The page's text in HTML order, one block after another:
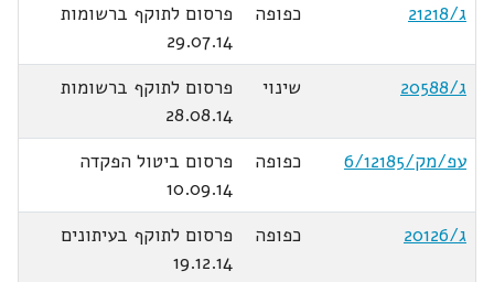
ג/21218
כפופה
פרסום לתוקף ברשומות
29.07.14
ג/20588
שינוי
פרסום לתוקף ברשומות
28.08.14
עפ/מק/6/12185
כפופה
פרסום ביטול הפקדה
10.09.14
ג/20126
כפופה
פרסום לתוקף בעיתונים
19.12.14